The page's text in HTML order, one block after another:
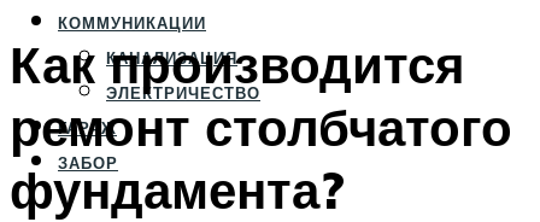
КОММУНИКАЦИИ
КАНАЛИЗАЦИЯ
ЭЛЕКТРИЧЕСТВО
ГАРАЖ
ЗАБОР
Как производится
ремонт столбчатого
фундамента?